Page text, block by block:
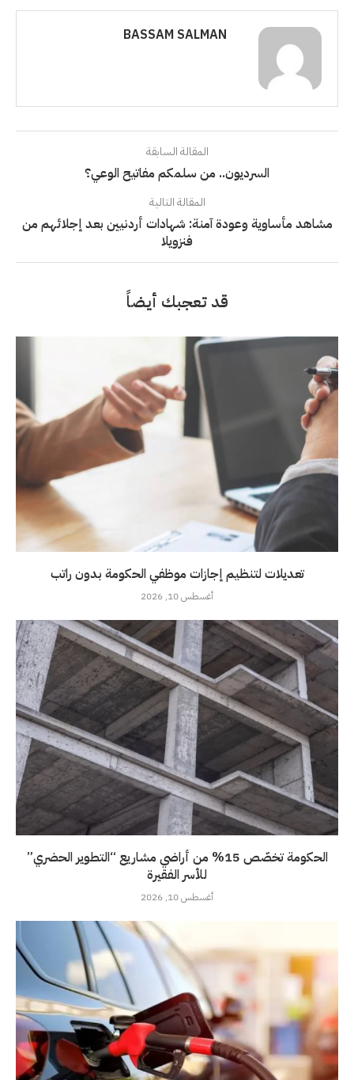
BASSAM SALMAN
المقالة السابقة
السرديون.. من سلمكم مفاتيح الوعي؟
المقالة التالية
مشاهد مأساوية وعودة آمنة: شهادات أردنيين بعد إجلائهم من
فنزويلا
قد تعجبك أيضاً
تعديلات لتنظيم إجازات موظفي الحكومة بدون راتب
أغسطس 10, 2026
الحكومة تخصّص 15% من أراضي مشاريع “التطوير الحضري”
للأسر الفقيرة
أغسطس 10, 2026